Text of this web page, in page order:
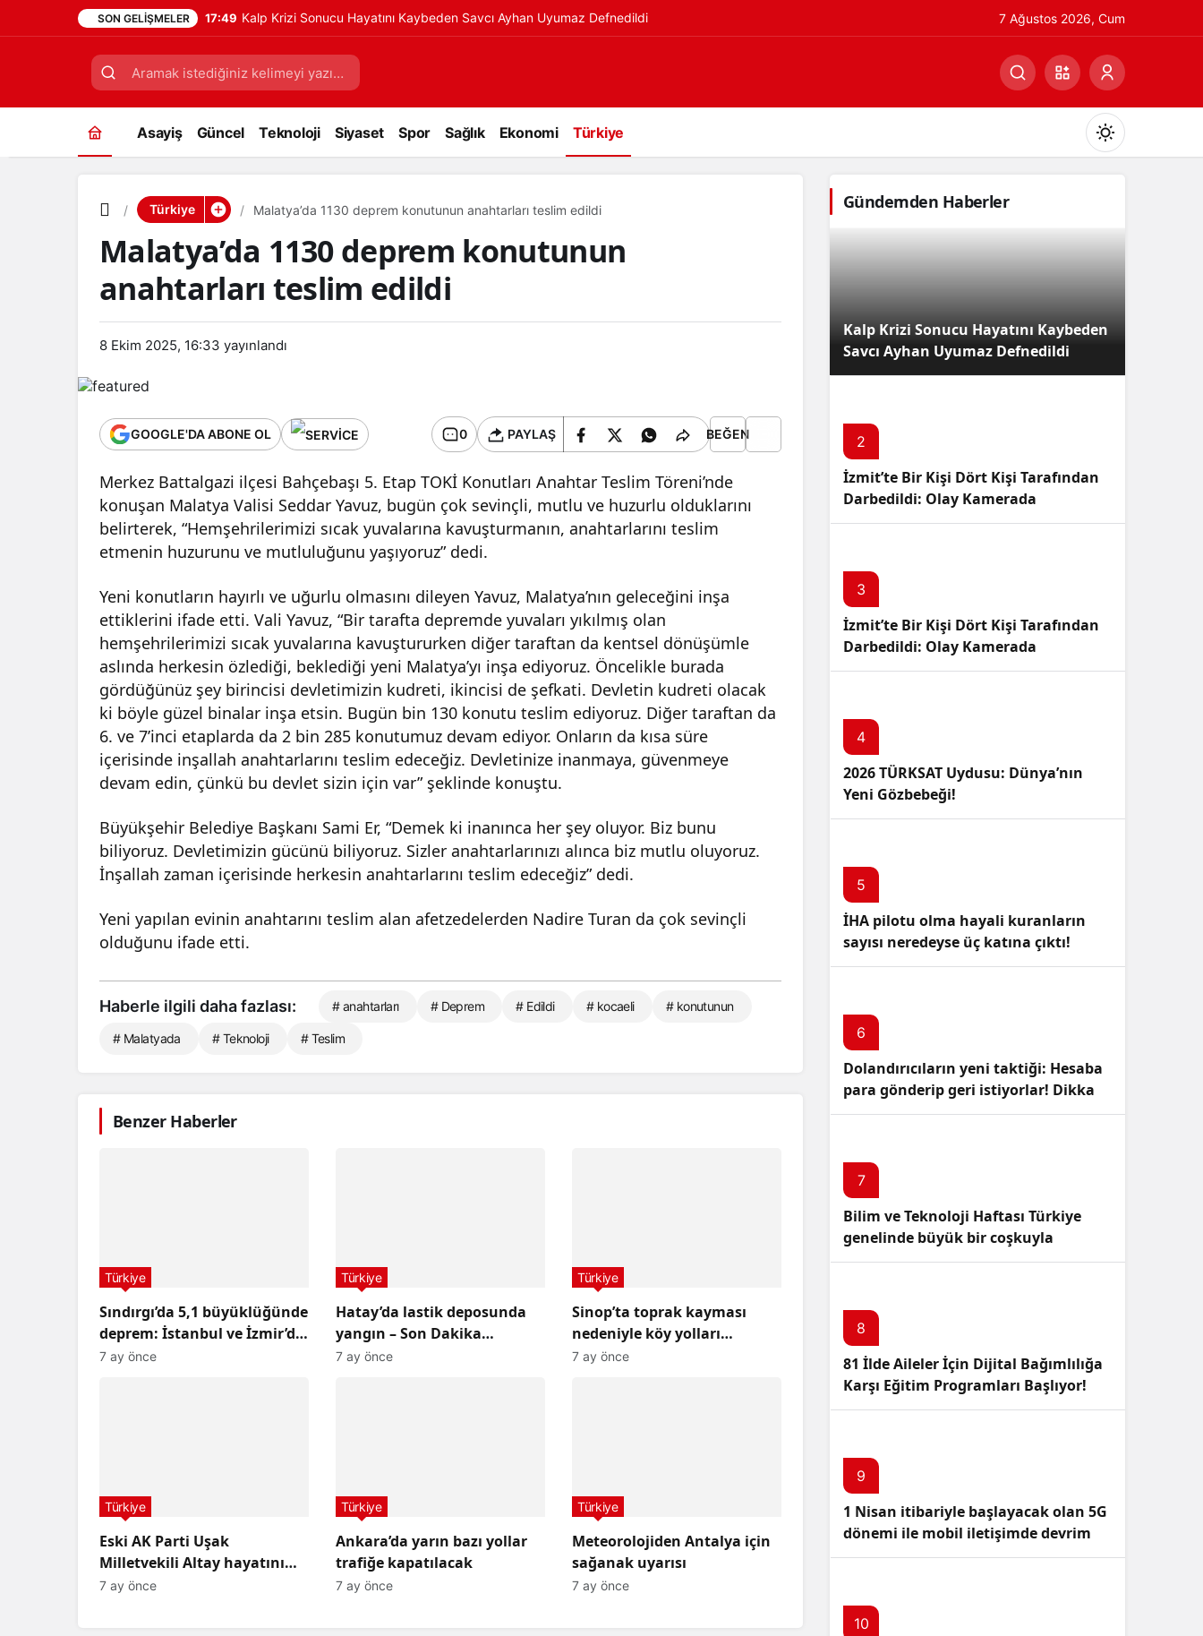
SON GELIŞMELER 17:49 Kalp Krizi Sonucu Hayatını Kaybeden Savcı Ayhan Uyumaz Defnedildi 7 Ağustos 2026, Cum
Asayiş Güncel Teknoloji Siyaset Spor Sağlık Ekonomi Türkiye
Gece Modu
Gece modunu seçin.
Türkiye Malatya’da 1130 deprem konutunun anahtarları teslim edildi
Malatya’da 1130 deprem konutunun
anahtarları teslim edildi
8 Ekim 2025, 16:33 yayınlandı
GOOGLE'DA ABONE OL 0 PAYLAŞ BEĞEN
Merkez Battalgazi ilçesi Bahçebaşı 5. Etap TOKİ Konutları Anahtar Teslim Töreni’nde
konuşan Malatya Valisi Seddar Yavuz, bugün çok sevinçli, mutlu ve huzurlu olduklarını
belirterek, “Hemşehrilerimizi sıcak yuvalarına kavuşturmanın, anahtarlarını teslim
etmenin huzurunu ve mutluluğunu yaşıyoruz” dedi.
Yeni konutların hayırlı ve uğurlu olmasını dileyen Yavuz, Malatya’nın geleceğini inşa
ettiklerini ifade etti. Vali Yavuz, “Bir tarafta depremde yuvaları yıkılmış olan
hemşehrilerimizi sıcak yuvalarına kavuştururken diğer taraftan da kentsel dönüşümle
aslında herkesin özlediği, beklediği yeni Malatya’yı inşa ediyoruz. Öncelikle burada
gördüğünüz şey birincisi devletimizin kudreti, ikincisi de şefkati. Devletin kudreti olacak
ki böyle güzel binalar inşa etsin. Bugün bin 130 konutu teslim ediyoruz. Diğer taraftan da
6. ve 7’inci etaplarda da 2 bin 285 konutumuz devam ediyor. Onların da kısa süre
içerisinde inşallah anahtarlarını teslim edeceğiz. Devletinize inanmaya, güvenmeye
devam edin, çünkü bu devlet sizin için var” şeklinde konuştu.
Büyükşehir Belediye Başkanı Sami Er, “Demek ki inanınca her şey oluyor. Biz bunu
biliyoruz. Devletimizin gücünü biliyoruz. Sizler anahtarlarınızı alınca biz mutlu oluyoruz.
İnşallah zaman içerisinde herkesin anahtarlarını teslim edeceğiz” dedi.
Yeni yapılan evinin anahtarını teslim alan afetzedelerden Nadire Turan da çok sevinçli
olduğunu ifade etti.
Haberle ilgili daha fazlası: # anahtarları # Deprem # Edildi # kocaeli # konutunun
# Malatyada # Teknoloji # Teslim
Benzer Haberler
Sındırgı’da 5,1 büyüklüğünde
deprem: İstanbul ve İzmir’de
de hissedildi
Türkiye
7 ay önce
Hatay’da lastik deposunda
yangın – Son Dakika
Haberleri
Türkiye
7 ay önce
Sinop’ta toprak kayması
nedeniyle köy yolları
ulaşıma kapandı
Türkiye
7 ay önce
Eski AK Parti Uşak
Milletvekili Altay hayatını
kaybetti
Türkiye
7 ay önce
Ankara’da yarın bazı yollar
trafiğe kapatılacak
Türkiye
7 ay önce
Meteorolojiden Antalya için
sağanak uyarısı
Türkiye
7 ay önce
Gündemden Haberler
Kalp Krizi Sonucu Hayatını Kaybeden
Savcı Ayhan Uyumaz Defnedildi
2
İzmit’te Bir Kişi Dört Kişi Tarafından
Darbedildi: Olay Kamerada
3
İzmit’te Bir Kişi Dört Kişi Tarafından
Darbedildi: Olay Kamerada
4
2026 TÜRKSAT Uydusu: Dünya’nın
Yeni Gözbebeği!
5
İHA pilotu olma hayali kuranların
sayısı neredeyse üç katına çıktı!
6
Dolandırıcıların yeni taktiği: Hesaba
para gönderip geri istiyorlar! Dikkat
Edin!
7
Bilim ve Teknoloji Haftası Türkiye
genelinde büyük bir coşkuyla
kutlandı: İşte Etkinlikler ve
8
81 İlde Aileler İçin Dijital Bağımlılığa
Karşı Eğitim Programları Başlıyor!
9
1 Nisan itibariyle başlayacak olan 5G
dönemi ile mobil iletişimde devrim
başlıyor!
10